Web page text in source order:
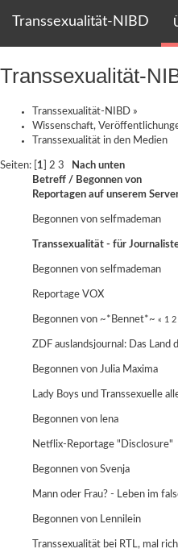
Transsexualität-NIBD
Transsexualität-
Transsexualität-NIBD »
Wissenschaft,
Transsexualität in den Medien
Seiten: [ 1 2 3
Nach unten
Betreff / Begonnen von
Reportagen auf unserem
Begonnen von selfmademan
Transsexualität - für
Begonnen von selfmademan
Reportage VOX
Begonnen von ~*Bennet*~ « 1 2
ZDF auslandsjournal: Das Land
Begonnen von Julia Maxima
Lady Boys und Transsexuelle
Begonnen von lena
Netflix-Reportage "Disclosure"
Begonnen von Svenja
Mann oder Frau? - Leben im
Begonnen von Lennilein
Transsexualität bei RTL, mal